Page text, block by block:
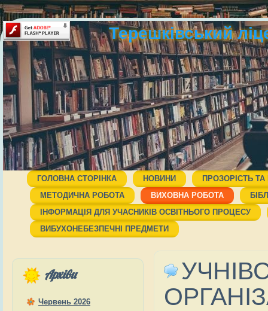
Терешківський
ГОЛОВНА СТОРІНКА НОВИНИ
ПРОЗОРІСТЬ
МЕТОДИЧНА РОБОТА
ВИХОВНА РОБОТА
ІНФОРМАЦІЯ ДЛЯ УЧАСНИКІВ ОСВІТНЬОГО ПРОЦЕСУ
ВИБУХОНЕБЕЗПЕЧНІ ПРЕДМЕТИ
Архіви
Червень 2026